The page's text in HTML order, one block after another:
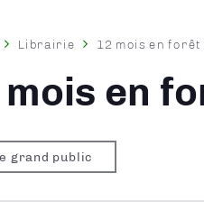
Librairie 12 mois en forêt
en
grand public